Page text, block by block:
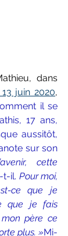
dans
juin 2020
il se
17 ans,
aussitôt,
sur son
cette
t-il. Pour moi,
ce que je
que je fais
mon père ce
plus. »Mi-